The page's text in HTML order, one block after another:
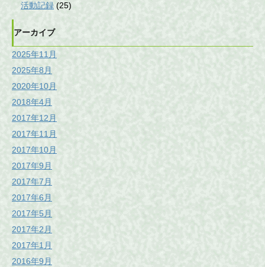
活動記録 (25)
アーカイブ
2025年11月
2025年8月
2020年10月
2018年4月
2017年12月
2017年11月
2017年10月
2017年9月
2017年7月
2017年6月
2017年5月
2017年2月
2017年1月
2016年9月